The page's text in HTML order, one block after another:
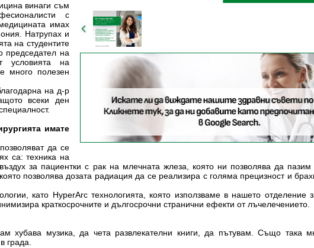
винаги съм
с
имах
Натрупах и
на студентите
председател на
условията на
много полезен
на д-р
всеки ден
имате
да се
са: техника на
за пациентки с рак на млечната жлеза, която ни позволява да пазим
позволява дозата радиация да се реализира с голяма прецизност и
като HyperArc технологията, която използваме в нашето отделение
краткосрочните и дългосрочни странични ефекти от лъчелечението.
музика, да чета развлекателни книги, да пътувам. Също така
града.